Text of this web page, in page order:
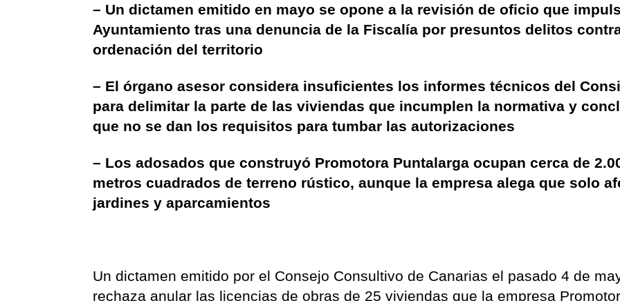
– Un dictamen emitido en mayo se opone a la revisión de oficio que
Ayuntamiento tras una denuncia de la Fiscalía por presuntos delitos
ordenación del territorio
– El órgano asesor considera insuficientes los informes técnicos del
para delimitar la parte de las viviendas que incumplen la normativa y
que no se dan los requisitos para tumbar las autorizaciones
– Los adosados que construyó Promotora Puntalarga ocupan cerca de
metros cuadrados de terreno rústico, aunque la empresa alega que solo
jardines y aparcamientos
Un dictamen emitido por el Consejo Consultivo de Canarias el pasado 4 de
rechaza anular las licencias de obras de 25 viviendas que la empresa